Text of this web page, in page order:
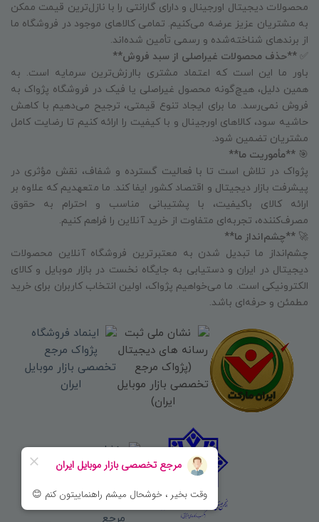
محصولات دیجیتال اورجینال و دارای گارانتی را با نازل‌ترین قیمت ممکن
به مشتریان عزیز عرضه می‌کنیم. تمامی کالاهای موجود در فروشگاه ما
از برندهای شناخته‌شده و رسمی تأمین شده‌اند.
✅ **حذف محصولات غیراصلی از سبد فروش**
باور ما این است که اعتماد مشتری باارزش‌ترین سرمایه است. به
همین دلیل، هیچ‌گونه محصول غیراصلی یا فیک در فروشگاه پژواک به
فروش نمی‌رسد. ما برای ایجاد تنوع قیمتی، ترجیح می‌دهیم با کاهش
حاشیه سود، کالاهای اورجینال و با کیفیت را ارائه کنیم تا رضایت کامل
مشتریان تضمین شود.
🎯 **مأموریت ما**
پژواک در تلاش است تا با فعالیت گسترده و شفاف، نقش مؤثری در
پیشرفت بازار دیجیتال و اقتصاد کشور ایفا کند. ما متعهدیم که علاوه بر
ارائه کالای باکیفیت، با پشتیبانی مناسب و احترام به حقوق
مصرف‌کننده، تجربه‌ای متفاوت از خرید آنلاین را فراهم کنیم.
🚀 **چشم‌انداز ما**
چشم‌انداز ما تبدیل شدن به معتبرترین فروشگاه آنلاین محصولات
دیجیتال در ایران و دستیابی به جایگاه نخست در بازار موبایل و کالای
الکترونیکی است. ما می‌خواهیم پژواک، اولین انتخاب کاربران برای خرید
مطمئن و حرفه‌ای باشد.